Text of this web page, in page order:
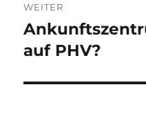
WEITER
Nächster
Beitrag:
auf PHV?